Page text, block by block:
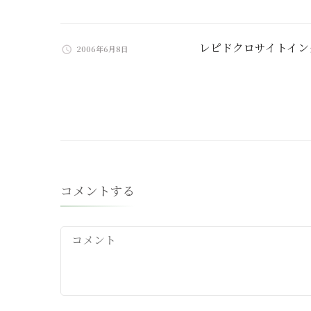
2006年6月8日 レピドクロサイトイ
コメントする